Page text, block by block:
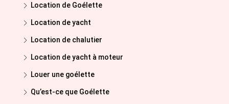
Location de Goélette
Location de yacht
Location de chalutier
Location de yacht à moteur
Louer une goélette
Qu’est-ce que Goélette